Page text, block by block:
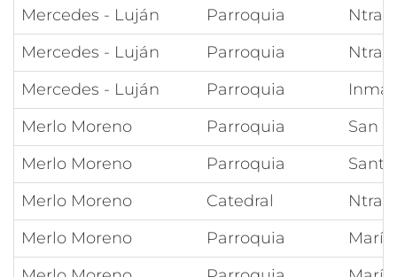
Mercedes - Luján Parroquia
Ntra
Mercedes - Luján
Parroquia
Ntra
Mercedes - Luján
Parroquia
Merlo Moreno
Parroquia
San
Merlo Moreno
Parroquia
Merlo Moreno
Catedral
Ntra
Merlo Moreno
Parroquia